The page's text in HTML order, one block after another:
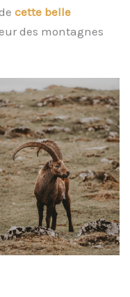
cette belle
des montagnes